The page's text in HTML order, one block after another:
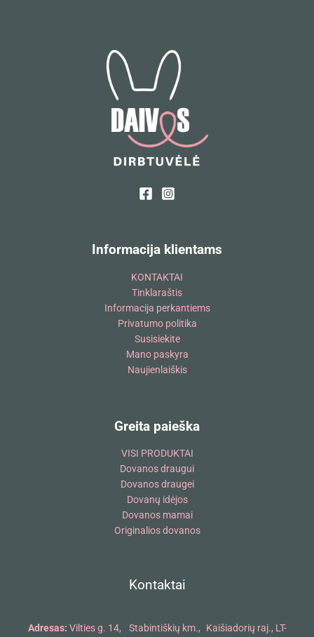
Informacija klientams
KONTAKTAI
Tinklaraštis
Informacija perkantiems
Privatumo politika
Susisiekite
Mano paskyra
Naujienlaiškis
Greita paieška
VISI PRODUKTAI
Dovanos draugui
Dovanos draugei
Dovanų idėjos
Dovanos mamai
Originalios dovanos
Kontaktai
Adresas: Vilties g. 14, Stabintiškių km., Kaišiadorių raj., LT-